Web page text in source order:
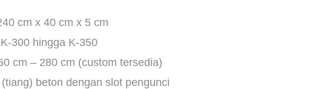
cm x 40 cm x 5 cm
300 hingga K-350
cm – 280 cm (custom tersedia)
beton dengan slot pengunci